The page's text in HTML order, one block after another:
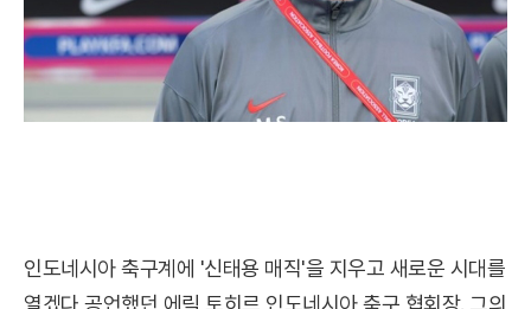
인도네시아 축구계에 '신태용 매직'을 지우고 새로운 시대를
열겠다 공언했던 에릭 토히르 인도네시아 축구 협회장. 그의